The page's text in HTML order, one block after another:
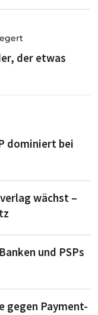
der etwas
dominiert bei
wächst –
und PSPs
gegen Payment-